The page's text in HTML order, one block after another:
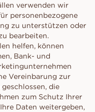
verwenden wir
personenbezogene
zu unterstützen oder
bearbeiten.
helfen, können
Bank- und
Vereinbarung zur
die
zum Schutz Ihrer
Daten weitergeben,